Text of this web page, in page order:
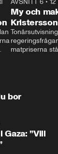
My och
Kristersson
matpriserna
Rohwedder
statsminister
bor
Gaza: ”Vill